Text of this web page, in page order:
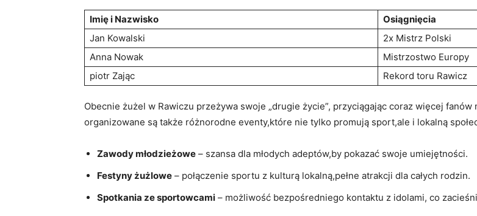
Imię i Nazwisko
Osiągnięcia
Jan Kowalski
2x Mistrz Polski
Anna Nowak
Mistrzostwo Europy
piotr Zając
Rekord toru Rawicz
Obecnie żużel w Rawiczu przeżywa swoje „drugie życie”, przyciągając coraz więcej
organizowane są także różnorodne eventy,które nie tylko promują sport,ale i lokalną
Zawody młodzieżowe – szansa dla młodych adeptów,by pokazać swoje umiejętności.
Festyny żużlowe – połączenie sportu z kulturą lokalną,pełne atrakcji dla całych rodzin.
Spotkania ze sportowcami – możliwość bezpośredniego kontaktu z idolami, co